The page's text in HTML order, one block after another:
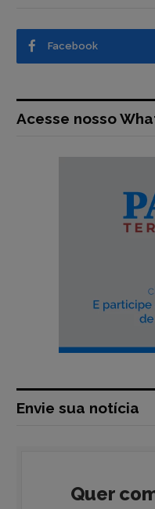
Facebook
Acesse nosso
Envie sua notícia
Quer